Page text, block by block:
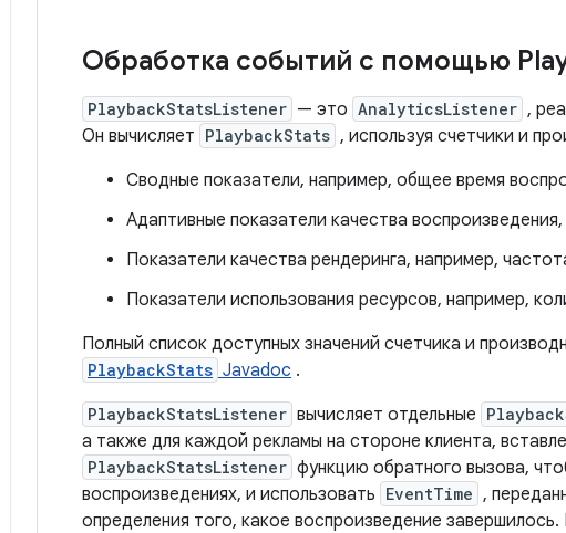
Обработка событий с помощью
PlaybackStatsListener — это AnalyticsListener ,
Он вычисляет PlaybackStats , используя счетчики и
Сводные показатели, например, общее время
Адаптивные показатели качества
Показатели качества рендеринга, например,
Показатели использования ресурсов, например,
Полный список доступных значений счетчика и
PlaybackStats Javadoc .
PlaybackStatsListener вычисляет отдельные
а также для каждой рекламы на стороне клиента,
PlaybackStatsListener функцию обратного вызова,
воспроизведениях, и использовать EventTime ,
определения того, какое воспроизведение